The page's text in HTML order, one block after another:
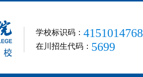
学校标识码： 4151014768
在川招生代码： 5699